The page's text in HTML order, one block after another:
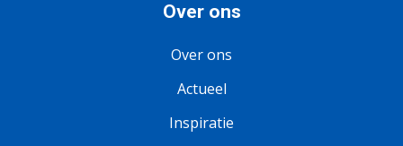
Over ons
Over ons
Actueel
Inspiratie